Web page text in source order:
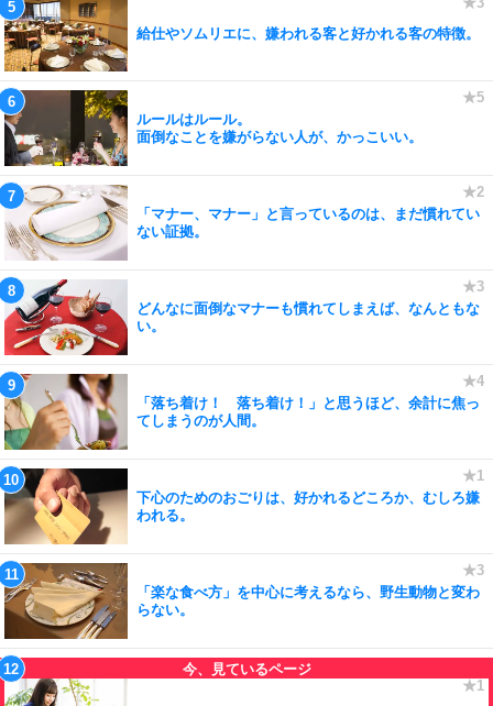
給仕やソムリエに、嫌われる客と好かれる客の特徴。
ルールはルール。
面倒なことを嫌がらない人が、かっこいい。
「マナー、マナー」と言っているのは、まだ慣れてい
ない証拠。
どんなに面倒なマナーも慣れてしまえば、なんともな
い。
「落ち着け！ 落ち着け！」と思うほど、余計に焦っ
てしまうのが人間。
下心のためのおごりは、好かれるどころか、むしろ嫌
われる。
「楽な食べ方」を中心に考えるなら、野生動物と変わ
らない。